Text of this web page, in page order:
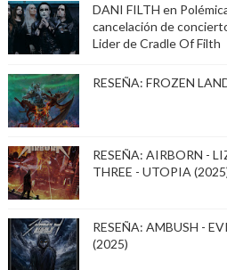
DANI FILTH en
cancelación de
Lider de Cradle Of Filth
RESEÑA: FROZEN
RESEÑA: AIRBORN -
THREE - UTOPIA
RESEÑA: AMBUSH -
(2025)